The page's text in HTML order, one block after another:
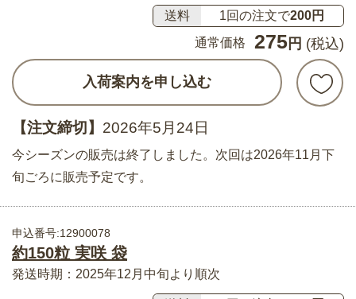
送料 1回の注文で200円
通常価格
275 円 (税込)
入荷案内を申し込む
【注文締切】 2026年5月24日
今シーズンの販売は終了しました。次回は2026年11月下
旬ごろに販売予定です。
申込番号:12900078
約150粒 実咲 袋
発送時期：2025年12月中旬より順次